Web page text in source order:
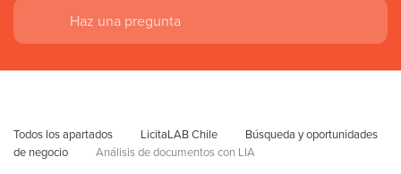
Todos los apartados LicitaLAB Chile
Búsqueda y oportunidades
de negocio
Análisis de documentos con LIA